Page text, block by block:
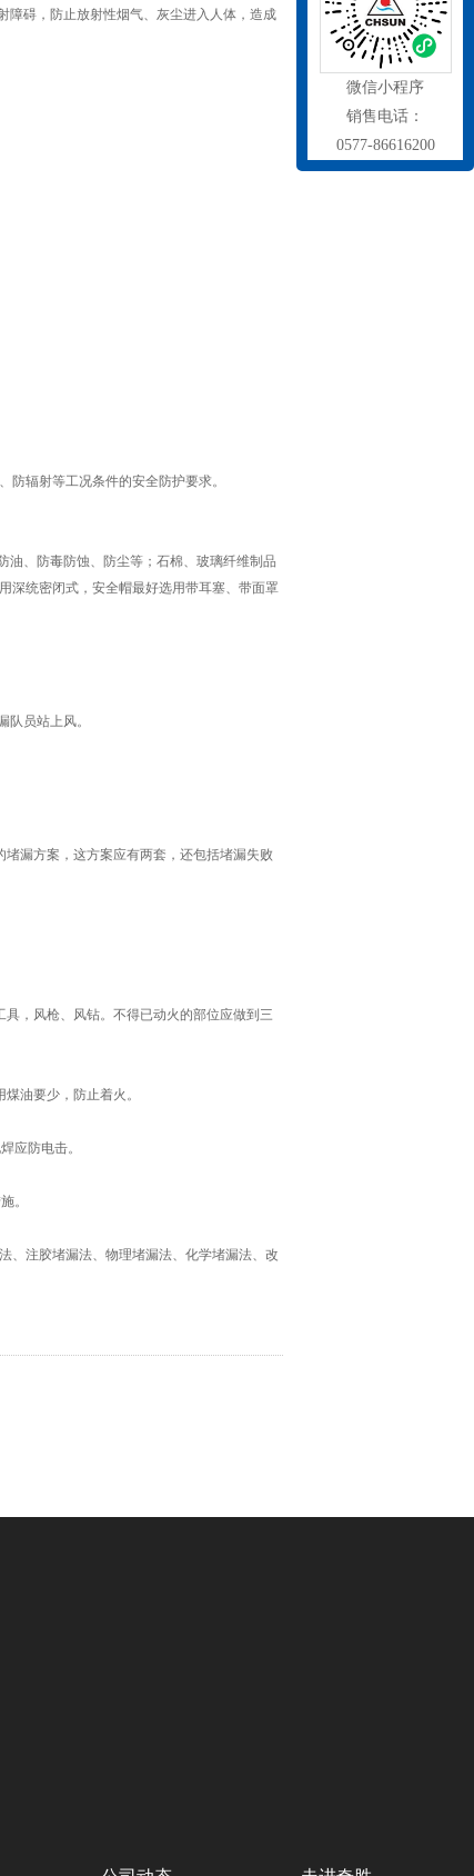
障碍，防止放射性烟气、灰尘进入人体，造成
辐射等工况条件的安全防护要求。
油、防毒防蚀、防尘等；石棉、玻璃纤维制品
深统密闭式，安全帽最好选用带耳塞、带面罩
员站上风。
漏方案，这方案应有两套，还包括堵漏失败
，风枪、风钻。不得已动火的部位应做到三
油要少，防止着火。
应防电击。
。
、注胶堵漏法、物理堵漏法、化学堵漏法、改
微信小程序
销售电话：
0577-86616200